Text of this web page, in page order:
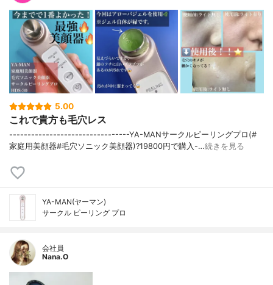
5.00
これで貴方も毛穴レス
---------------------------------YA-MANサークルピーリングプロ(#
家庭用美顔器#毛穴ソニック美顔器)?19800円で購入-…続きを見る
YA-MAN(ヤーマン)
サークル ピーリング プロ
会社員
Nana.O